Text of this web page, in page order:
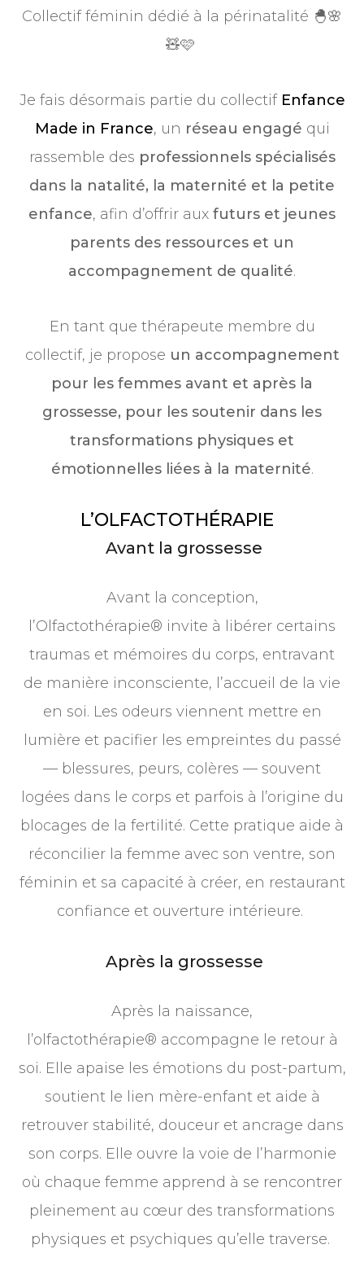
Collectif féminin dédié à la périnatalité 🐣🌸
🧸🩷
Je fais désormais partie du collectif Enfance
Made in France, un réseau engagé qui
rassemble des professionnels spécialisés
dans la natalité, la maternité et la petite
enfance, afin d’offrir aux futurs et jeunes
parents des ressources et un
accompagnement de qualité.
En tant que thérapeute membre du
collectif, je propose un accompagnement
pour les femmes avant et après la
grossesse, pour les soutenir dans les
transformations physiques et
émotionnelles liées à la maternité.
L’OLFACTOTHÉRAPIE
Avant la grossesse
Avant la conception,
l’Olfactothérapie® invite à libérer certains
traumas et mémoires du corps, entravant
de manière inconsciente, l’accueil de la vie
en soi. Les odeurs viennent mettre en
lumière et pacifier les empreintes du passé
— blessures, peurs, colères — souvent
logées dans le corps et parfois à l’origine du
blocages de la fertilité. Cette pratique aide à
réconcilier la femme avec son ventre, son
féminin et sa capacité à créer, en restaurant
confiance et ouverture intérieure.
Après la grossesse
Après la naissance,
l’olfactothérapie® accompagne le retour à
soi. Elle apaise les émotions du post-partum,
soutient le lien mère-enfant et aide à
retrouver stabilité, douceur et ancrage dans
son corps. Elle ouvre la voie de l’harmonie
où chaque femme apprend à se rencontrer
pleinement au cœur des transformations
physiques et psychiques qu’elle traverse.